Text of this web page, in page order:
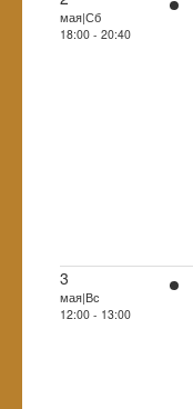
мая|Сб
18:00 - 20:40
3
мая|Вс
12:00 - 13:00